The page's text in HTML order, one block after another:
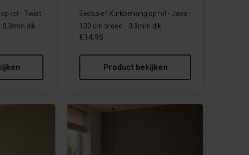
rol - Twist
0,3mm dik
Exclusief Kurkbehang op rol - Java -
100 cm breed - 0,3mm dik
€14,95
Product bekijken